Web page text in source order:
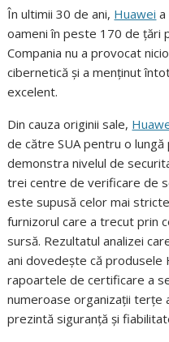
În ultimii 30 de ani, Huawei
oameni în peste 170 de țări
Compania nu a provocat
cibernetică și a menținut
excelent.
Din cauza originii sale,
de către SUA pentru o
demonstra nivelul de
trei centre de verificare de
este supusă celor mai
furnizorul care a trecut prin
sursă. Rezultatul analizei
ani dovedește că produsele
rapoartele de certificare a
numeroase organizații terțe
prezintă siguranță și